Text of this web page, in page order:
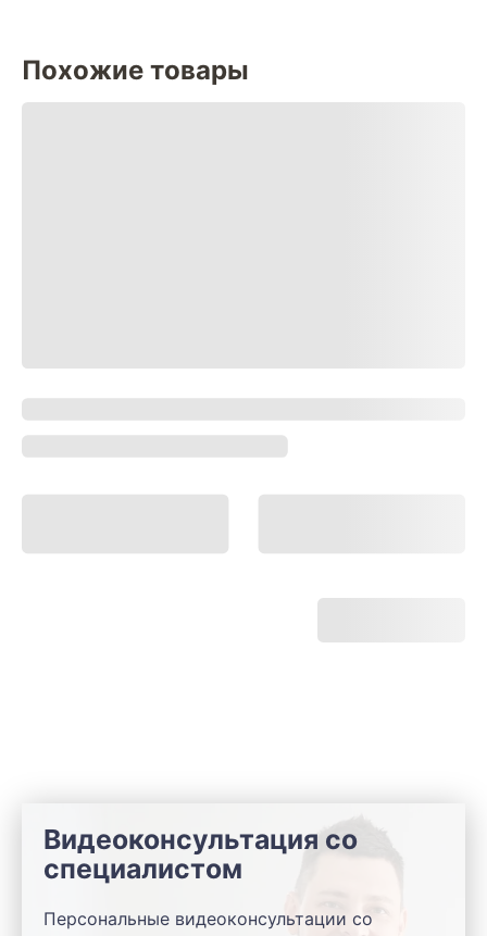
Похожие товары
Видеоконсультация со
специалистом
Персональные видеоконсультации со